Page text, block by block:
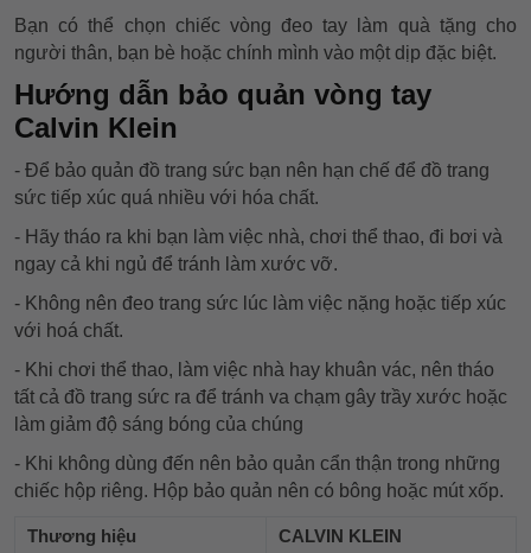
Bạn có thể chọn chiếc vòng đeo tay làm quà tặng cho
người thân, bạn bè hoặc chính mình vào một dịp đặc biệt.
Hướng dẫn bảo quản vòng tay
Calvin Klein
- Để bảo quản đồ trang sức bạn nên hạn chế để đồ trang
sức tiếp xúc quá nhiều với hóa chất.
- Hãy tháo ra khi bạn làm việc nhà, chơi thể thao, đi bơi và
ngay cả khi ngủ để tránh làm xước vỡ.
- Không nên đeo trang sức lúc làm việc nặng hoặc tiếp xúc
với hoá chất.
- Khi chơi thể thao, làm việc nhà hay khuân vác, nên tháo
tất cả đồ trang sức ra để tránh va chạm gây trầy xước hoặc
làm giảm độ sáng bóng của chúng
- Khi không dùng đến nên bảo quản cẩn thận trong những
chiếc hộp riêng. Hộp bảo quản nên có bông hoặc mút xốp.
Thương hiệu
CALVIN KLEIN